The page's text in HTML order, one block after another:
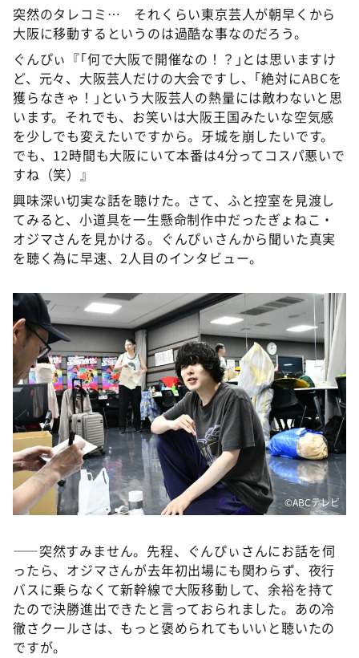
突然のタレコミ… それくらい東京芸人が朝早くから
大阪に移動するというのは過酷な事なのだろう。
ぐんぴぃ『｢何で大阪で開催なの！？｣とは思いますけ
ど、元々、大阪芸人だけの大会ですし、｢絶対にABCを
獲らなきゃ！｣という大阪芸人の熱量には敵わないと思
います。それでも、お笑いは大阪王国みたいな空気感
を少しでも変えたいですから。牙城を崩したいです。
でも、12時間も大阪にいて本番は4分ってコスパ悪いで
すね（笑）』
興味深い切実な話を聴けた。さて、ふと控室を見渡し
てみると、小道具を一生懸命制作中だったぎょねこ・
オジマさんを見かける。ぐんぴぃさんから聞いた真実
を聴く為に早速、2人目のインタビュー。
©️ABCテレビ
――突然すみません。先程、ぐんぴぃさんにお話を伺
ったら、オジマさんが去年初出場にも関わらず、夜行
バスに乗らなくて新幹線で大阪移動して、余裕を持て
たので決勝進出できたと言っておられました。あの冷
徹さクールさは、もっと褒められてもいいと聴いたの
ですが。